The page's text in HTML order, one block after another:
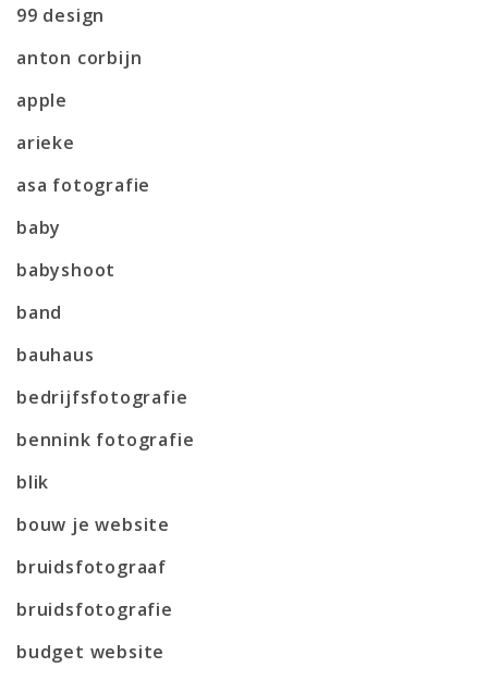
99 design
anton corbijn
apple
arieke
asa fotografie
baby
babyshoot
band
bauhaus
bedrijfsfotografie
bennink fotografie
blik
bouw je website
bruidsfotograaf
bruidsfotografie
budget website